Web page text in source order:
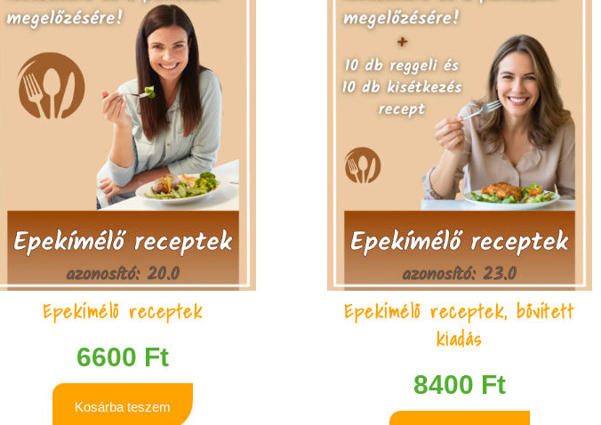
Epekímélő receptek
6600 Ft
Kosárba teszem
Epekímélő receptek, bővített
kiadás
8400 Ft